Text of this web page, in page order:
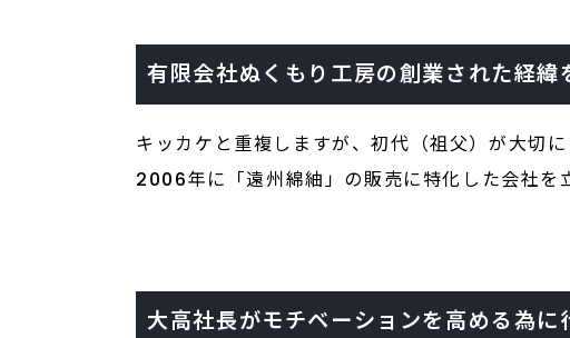
有限会社ぬくもり工房の創業された経緯
キッカケと重複しますが、初代（祖父）が大切
2006年に「遠州綿紬」の販売に特化した会社を
大高社長がモチベーションを高める為に